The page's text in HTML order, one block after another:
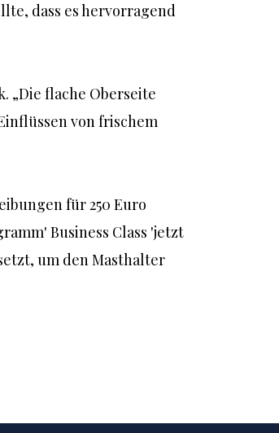
dass es hervorragend
„Die flache Oberseite
von frischem
für 250 Euro
Business Class 'jetzt
um den Masthalter